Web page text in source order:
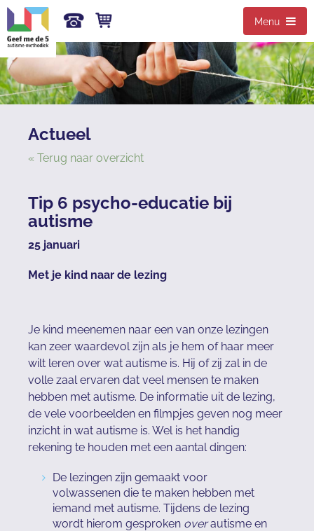
Menu
Actueel
« Terug naar overzicht
Tip 6 psycho-educatie bij
autisme
25 januari
Met je kind naar de lezing
Je kind meenemen naar een van onze lezingen
kan zeer waardevol zijn als je hem of haar meer
wilt leren over wat autisme is. Hij of zij zal in de
volle zaal ervaren dat veel mensen te maken
hebben met autisme. De informatie uit de lezing,
de vele voorbeelden en filmpjes geven nog meer
inzicht in wat autisme is. Wel is het handig
rekening te houden met een aantal dingen:
De lezingen zijn gemaakt voor
volwassenen die te maken hebben met
iemand met autisme. Tijdens de lezing
wordt hierom gesproken overautisme en